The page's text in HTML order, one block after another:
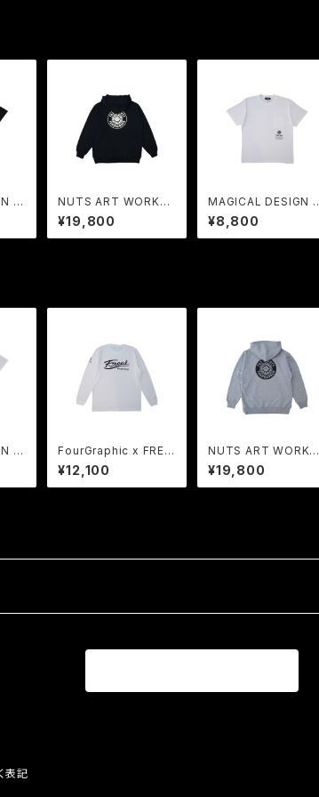
x
NUTS ART WORKS
x FREAK | COLLABO
RATION Sweat Hoo
die BK
¥19,800
MAGICAL DESIGN x
FREAK | COLLABOR
ATION Tee WH
¥8,800
x
FourGraphic x FREA
K | COLLABORATIO
N LONG SLEEVE Te
e WH
¥12,100
NUTS ART WORKS
x FREAK | COLLABO
RATION Sweat Hoo
die HG
¥19,800
表記